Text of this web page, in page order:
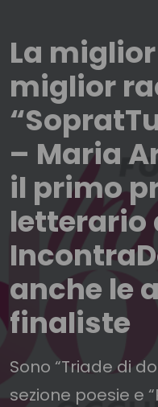
La
miglior
– Maria
il primo
letterario
anche le
finaliste
Sono “Triade di
sezione poesie e